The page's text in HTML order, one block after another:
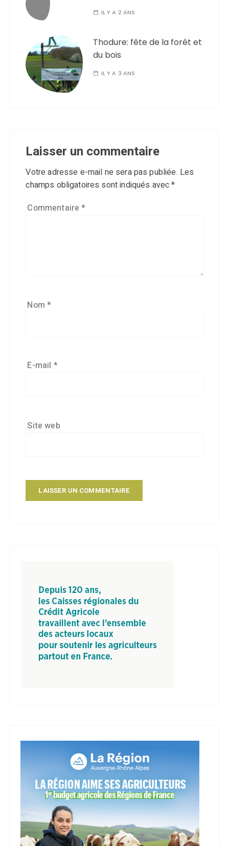
IL Y A 2 ANS
Thodure: fête de la forêt et
du bois
IL Y A 3 ANS
Laisser un commentaire
Votre adresse e-mail ne sera pas publiée. Les
champs obligatoires sont indiqués avec*
Commentaire*
Nom*
E-mail *
Site web